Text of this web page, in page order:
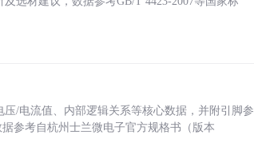
/电流值、内部逻辑关系等核心数据，并附引脚参
参考自杭州士兰微电子官方规格书（版本